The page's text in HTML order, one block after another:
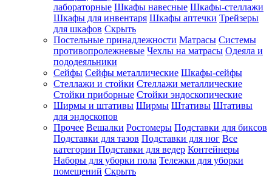
лабораторные Шкафы навесные Шкафы-стеллажи
Шкафы для инвентаря Шкафы аптечки Трейзеры
для шкафов Скрыть
Постельные принадлежности Матрасы Системы
противопролежневые Чехлы на матрасы Одеяла и
пододеяльники
Сейфы Сейфы металлические Шкафы-сейфы
Стеллажи и стойки Стеллажи металлические
Стойки приборные Стойки эндоскопические
Ширмы и штативы Ширмы Штативы Штативы
для эндоскопов
Прочее Вешалки Ростомеры Подставки для биксов
Подставки для тазов Подставки для ног Все
категории Подставки для ведер Контейнеры
Наборы для уборки пола Тележки для уборки
помещений Скрыть